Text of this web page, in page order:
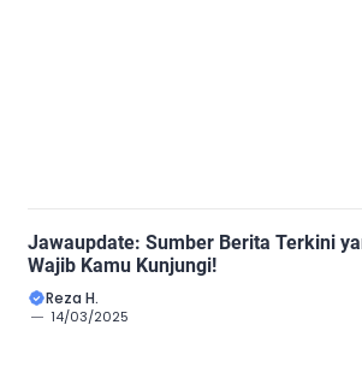
Jawaupdate: Sumber Berita Terkini
Wajib Kamu Kunjungi!
Reza H.
14/03/2025